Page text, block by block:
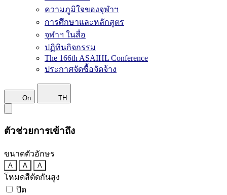
ความภูมิใจของจุฬาฯ
การศึกษาและหลักสูตร
จุฬาฯ ในสื่อ
ปฏิทินกิจกรรม
The 166th ASAIHL Conference
ประกาศจัดซื้อจัดจ้าง
On TH
ตัวช่วยการเข้าถึง
ขนาดตัวอักษร
A A A
โหมดสีตัดกันสูง
ปิด